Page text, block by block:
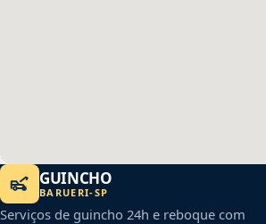
GUINCHO
BARUERI-SP
Serviços de guincho 24h e reboque com